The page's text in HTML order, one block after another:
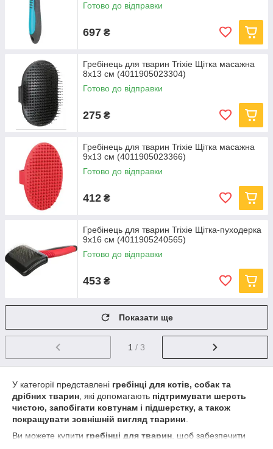
Готово до відправки
697 ₴
Гребінець для тварин Trixie Щітка масажна
8х13 см (4011905023304)
Готово до відправки
275 ₴
Гребінець для тварин Trixie Щітка масажна
9х13 см (4011905023366)
Готово до відправки
412 ₴
Гребінець для тварин Trixie Щітка-пуходерка
9х16 см (4011905240565)
Готово до відправки
453 ₴
Показати ще
1 / 3
У категорії представлені гребінці для котів, собак та
дрібних тварин , які допомагають підтримувати шерсть
чистою, запобігати ковтунам і підшерстку, а також
покращувати зовнішній вигляд тварини
Ви можете купити гребінці для тварин , щоб забезпечити